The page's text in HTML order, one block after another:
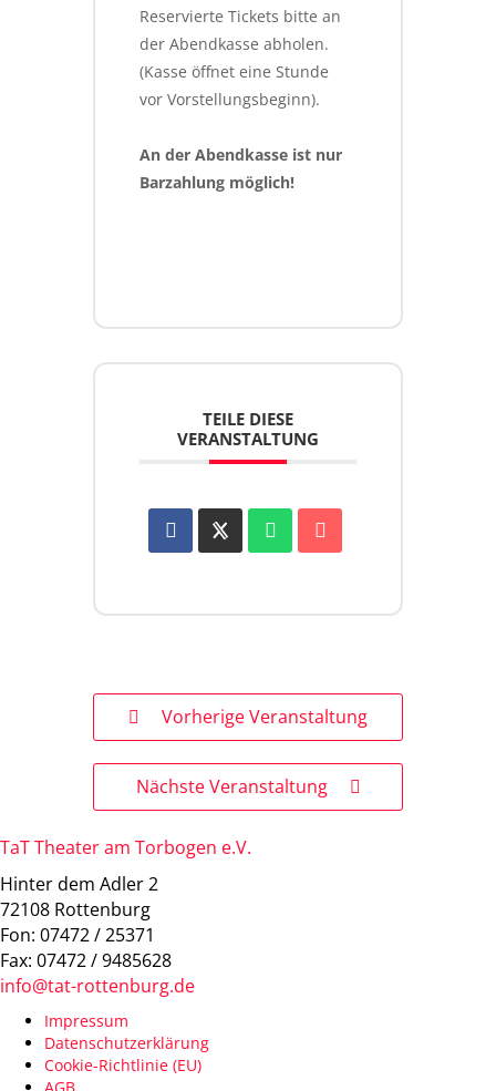
Reservierte Tickets bitte an
der Abendkasse abholen.
(Kasse öffnet eine Stunde
vor Vorstellungsbeginn).
An der Abendkasse ist nur
Barzahlung möglich!
TEILE DIESE
VERANSTALTUNG
Vorherige Veranstaltung
Nächste Veranstaltung
TaT Theater am Torbogen e.V.
Hinter dem Adler 2
72108 Rottenburg
Fon: 07472 / 25371
Fax: 07472 / 9485628
info@tat-rottenburg.de
Impressum
Datenschutzerklärung
Cookie-Richtlinie (EU)